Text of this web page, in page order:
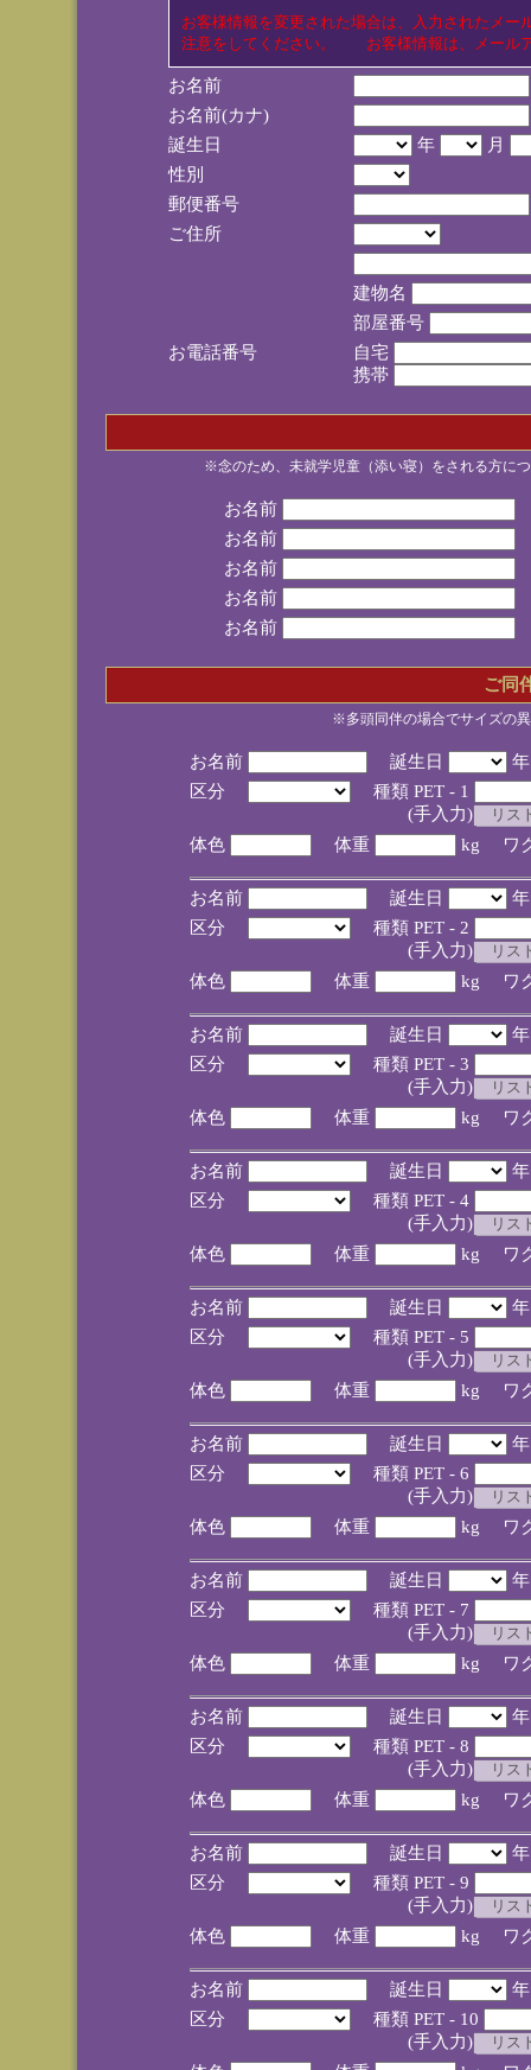
お客様情報を変更された場合は、入力されたメ
注意をしてください。 お客様情報は、メール
お名前
お名前(カナ)
誕生日
年
月
性別
郵便番号
ご住所
建物名
部屋番号
お電話番号
自宅
携帯
※念のため、未就学児童（添い寝）をされる方に
お名前
お名前
お名前
お名前
お名前
ご同
※多頭同伴の場合でサイズの
お名前 誕生日
区分
種類 PET - 1
(手入力)
体色
体重 kg ワ
お名前 誕生日
区分
種類 PET - 2
(手入力)
体色
体重 kg ワ
お名前 誕生日
区分
種類 PET - 3
(手入力)
体色
体重 kg ワ
お名前 誕生日
区分
種類 PET - 4
(手入力)
体色
体重 kg ワ
お名前 誕生日
区分
種類 PET - 5
(手入力)
体色
体重 kg ワ
お名前 誕生日
区分
種類 PET - 6
(手入力)
体色
体重 kg ワ
お名前 誕生日
区分
種類 PET - 7
(手入力)
体色
体重 kg ワ
お名前 誕生日
区分
種類 PET - 8
(手入力)
体色
体重 kg ワ
お名前 誕生日
区分
種類 PET - 9
(手入力)
体色
体重 kg ワ
お名前 誕生日
区分
種類 PET - 10
(手入力)